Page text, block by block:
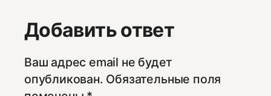
Добавить ответ
Ваш адрес email не будет
опубликован. Обязательные поля